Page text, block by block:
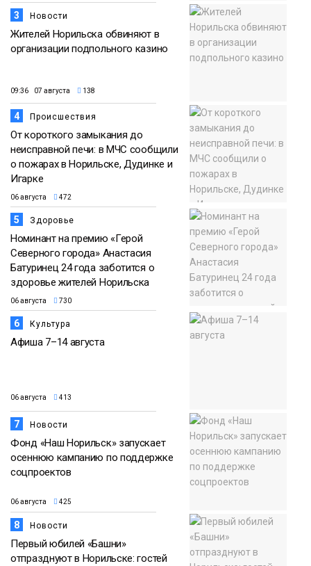
3 Новости
Жителей Норильска обвиняют в
организации подпольного казино
09:36 07 августа 138
4 Происшествия
От короткого замыкания до
неисправной печи: в МЧС сообщили
о пожарах в Норильске, Дудинке и
Игарке
06 августа 472
5 Здоровье
Номинант на премию «Герой
Северного города» Анастасия
Батуринец 24 года заботится о
здоровье жителей Норильска
06 августа 730
6 Культура
Афиша 7–14 августа
06 августа 413
7 Новости
Фонд «Наш Норильск» запускает
осеннюю кампанию по поддержке
соцпроектов
06 августа 425
8 Новости
Первый юбилей «Башни»
отпразднуют в Норильске: гостей